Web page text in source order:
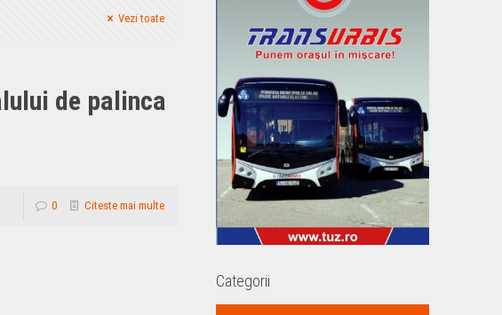
Vezi toate
de palinca
0 Citeste mai multe
Categorii